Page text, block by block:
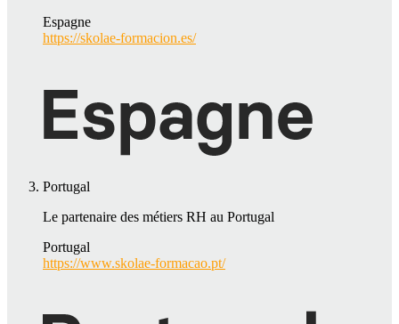
Espagne
https://skolae-formacion.es/
Portugal
Le partenaire des métiers RH au Portugal
Portugal
https://www.skolae-formacao.pt/